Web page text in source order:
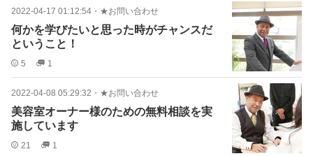
2022-04-17 01:12:54 ・ ★お問い合わせ
何かを学びたいと思った時がチャンスだ
ということ！
5 1
2022-04-08 05:29:32 ・ ★お問い合わせ
美容室オーナー様のための無料相談を実
施しています
21 1